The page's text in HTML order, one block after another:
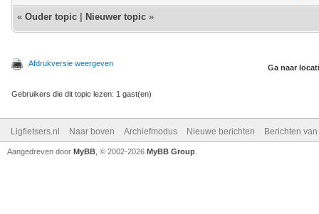
« Ouder topic Nieuwer topic »
Afdrukversie weergeven Ga naar
Gebruikers die dit topic lezen: 1 gast(en)
Ligfietsers.nl Naar boven Archiefmodus Nieuwe berichten Berichten
Aangedreven door MyBB , © 2002-2026 MyBB Group